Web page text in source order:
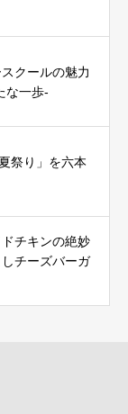
クールの魅力
な一歩-
祭り」を六本
チキンの絶妙
チーズバーガ